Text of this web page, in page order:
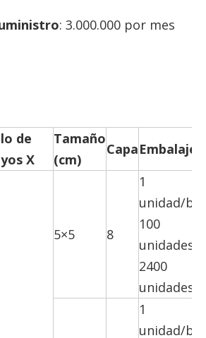
: 3.000.000 por mes
de
X
Tamaño
(cm)
CapaEmbalaje
5×5 8
1
unidad/
100
unidades/
2400
unidades/
1
unidad/